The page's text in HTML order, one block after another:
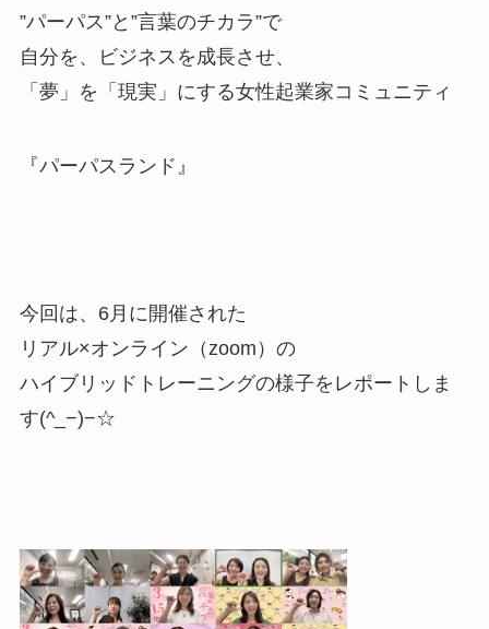
”パーパス”と”言葉のチカラ”で
自分を、ビジネスを成長させ、
「夢」を「現実」にする女性起業家コミュニティ
『パーパスランド』
今回は、6月に開催された
リアル×オンライン（zoom）の
ハイブリッドトレーニングの様子をレポートしま
す(^_−)−☆